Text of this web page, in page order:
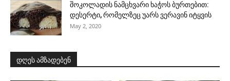
შოკოლადის ნამცხვარი ხაჭოს ბურთებით:
დესერტი, რომელზეც უარს ვერავინ იტყვის
May 2, 2020
დღეს ამზადებენ